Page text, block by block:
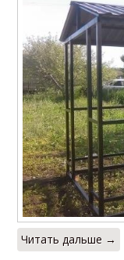
Читать дальше →